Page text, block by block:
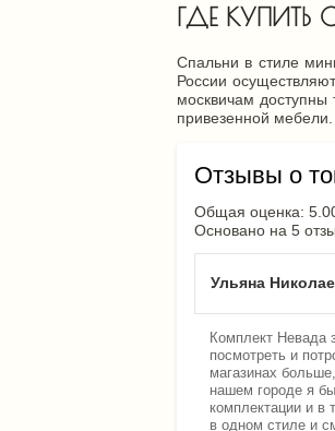
ГДЕ
Спальни в стиле
России
москвичам доступны
привезенной мебели.
Отзывы о
Общая оценка:
Основано на 5
Ульяна
Комплект Невада
посмотреть и
магазинах
нашем городе я
комплектации и в
в одном стиле и